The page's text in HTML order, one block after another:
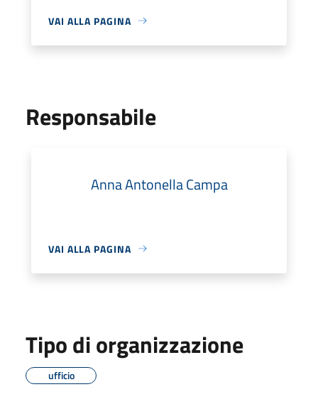
VAI ALLA PAGINA
Responsabile
Anna Antonella Campa
VAI ALLA PAGINA
Tipo di organizzazione
ufficio